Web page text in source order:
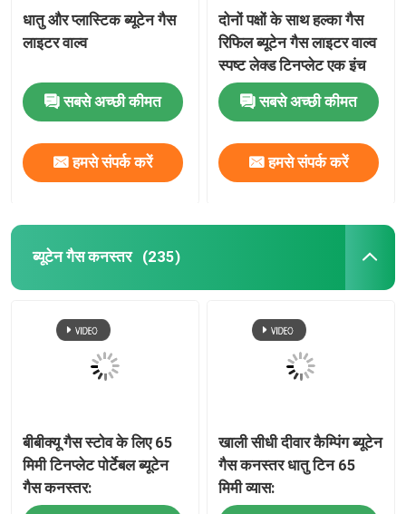
धातु और प्लास्टिक ब्यूटेन गैस
लाइटर वाल्व
सबसे अच्छी कीमत
हमसे संपर्क करें
दोनों पक्षों के साथ हल्का गैस
रिफिल ब्यूटेन गैस लाइटर वाल्व
स्पष्ट लेक्ड टिनप्लेट एक इंच
सबसे अच्छी कीमत
हमसे संपर्क करें
ब्यूटेन गैस कनस्तर (235)
बीबीक्यू गैस स्टोव के लिए 65
मिमी टिनप्लेट पोर्टेबल ब्यूटेन
गैस कनस्तर:
खाली सीधी दीवार कैम्पिंग ब्यूटेन
गैस कनस्तर धातु टिन 65
मिमी व्यास: